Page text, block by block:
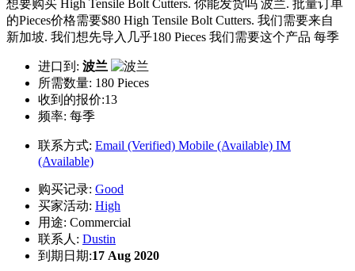
想要购买 High Tensile Bolt Cutters. 你能发货吗 波兰. 批量订单
的Pieces价格需要$80 High Tensile Bolt Cutters. 我们需要来自
新加坡. 我们想先导入几乎180 Pieces 我们需要这个产品 每季
进口到: 波兰
所需数量: 180 Pieces
收到的报价:13
频率: 每季
联系方式: Email (Verified) Mobile (Available) IM
(Available)
购买记录: Good
买家活动: High
用途: Commercial
联系人: Dustin
到期日期:17 Aug 2020